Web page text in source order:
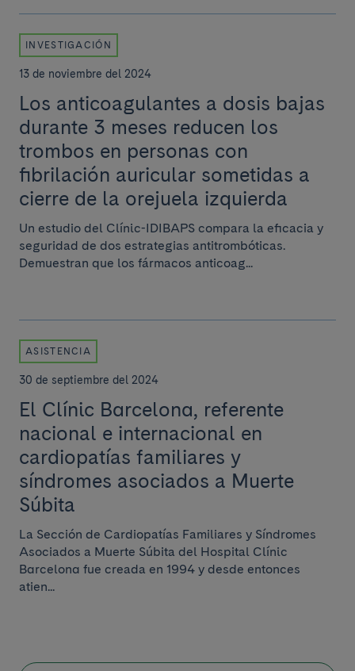
INVESTIGACIÓN
13 de noviembre del 2024
Los anticoagulantes a dosis bajas
durante 3 meses reducen los
trombos en personas con
fibrilación auricular sometidas a
cierre de la orejuela izquierda
Un estudio del Clínic-IDIBAPS compara la eficacia y
seguridad de dos estrategias antitrombóticas.
Demuestran que los fármacos anticoag...
ASISTENCIA
30 de septiembre del 2024
El Clínic Barcelona, referente
nacional e internacional en
cardiopatías familiares y
síndromes asociados a Muerte
Súbita
La Sección de Cardiopatías Familiares y Síndromes
Asociados a Muerte Súbita del Hospital Clínic
Barcelona fue creada en 1994 y desde entonces
atien...